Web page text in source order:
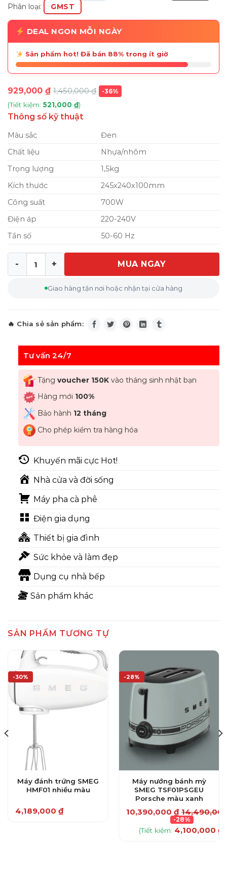
Phân loại: GMST
DEAL NGON MỖI NGÀY
Sản phẩm hot! Đã bán 88% trong ít giờ
929,000 ₫ 1,450,000₫ -36%
(Tiết kiệm:521,000 ₫)
Thông số kỹ thuật
Màu sắc
Đen
Chất liệu
Nhựa/nhôm
Trọng lượng
1,5kg
Kích thước
245x240x100mm
Công suất
700W
Điện áp
220-240V
Tần số
50-60 Hz
Máy nướng bánh mì sandwich Silvercrest SSWM 700B1
MUA NGAY
Giao hàng tận nơi hoặc nhận tại cửa hàng
Tư vấn 24/7
Tặng voucher 150Kvào tháng sinh nhật bạn
Hàng mới 100%
Bảo hành 12 tháng
Cho phép kiểm tra hàng hóa
Khuyến mãi cực Hot!
Nhà cửa và đời sống
Máy pha cà phê
Điện gia dụng
Thiết bị gia đình
Sức khỏe và làm đẹp
Dụng cụ nhà bếp
Sản phẩm khác
SẢN PHẨM TƯƠNG TỰ
-30%
Máy đánh trứng SMEG
HMF01 nhiều màu
4,189,000 ₫
-28%
Máy nướng bánh mỳ
SMEG TSF01PSGEU
Porsche màu xanh
10,390,000 ₫
-28%
(Tiết kiệm: 4,100,000₫